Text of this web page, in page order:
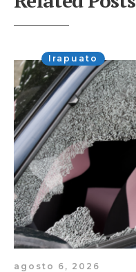
Irapuato
agosto 6, 2026